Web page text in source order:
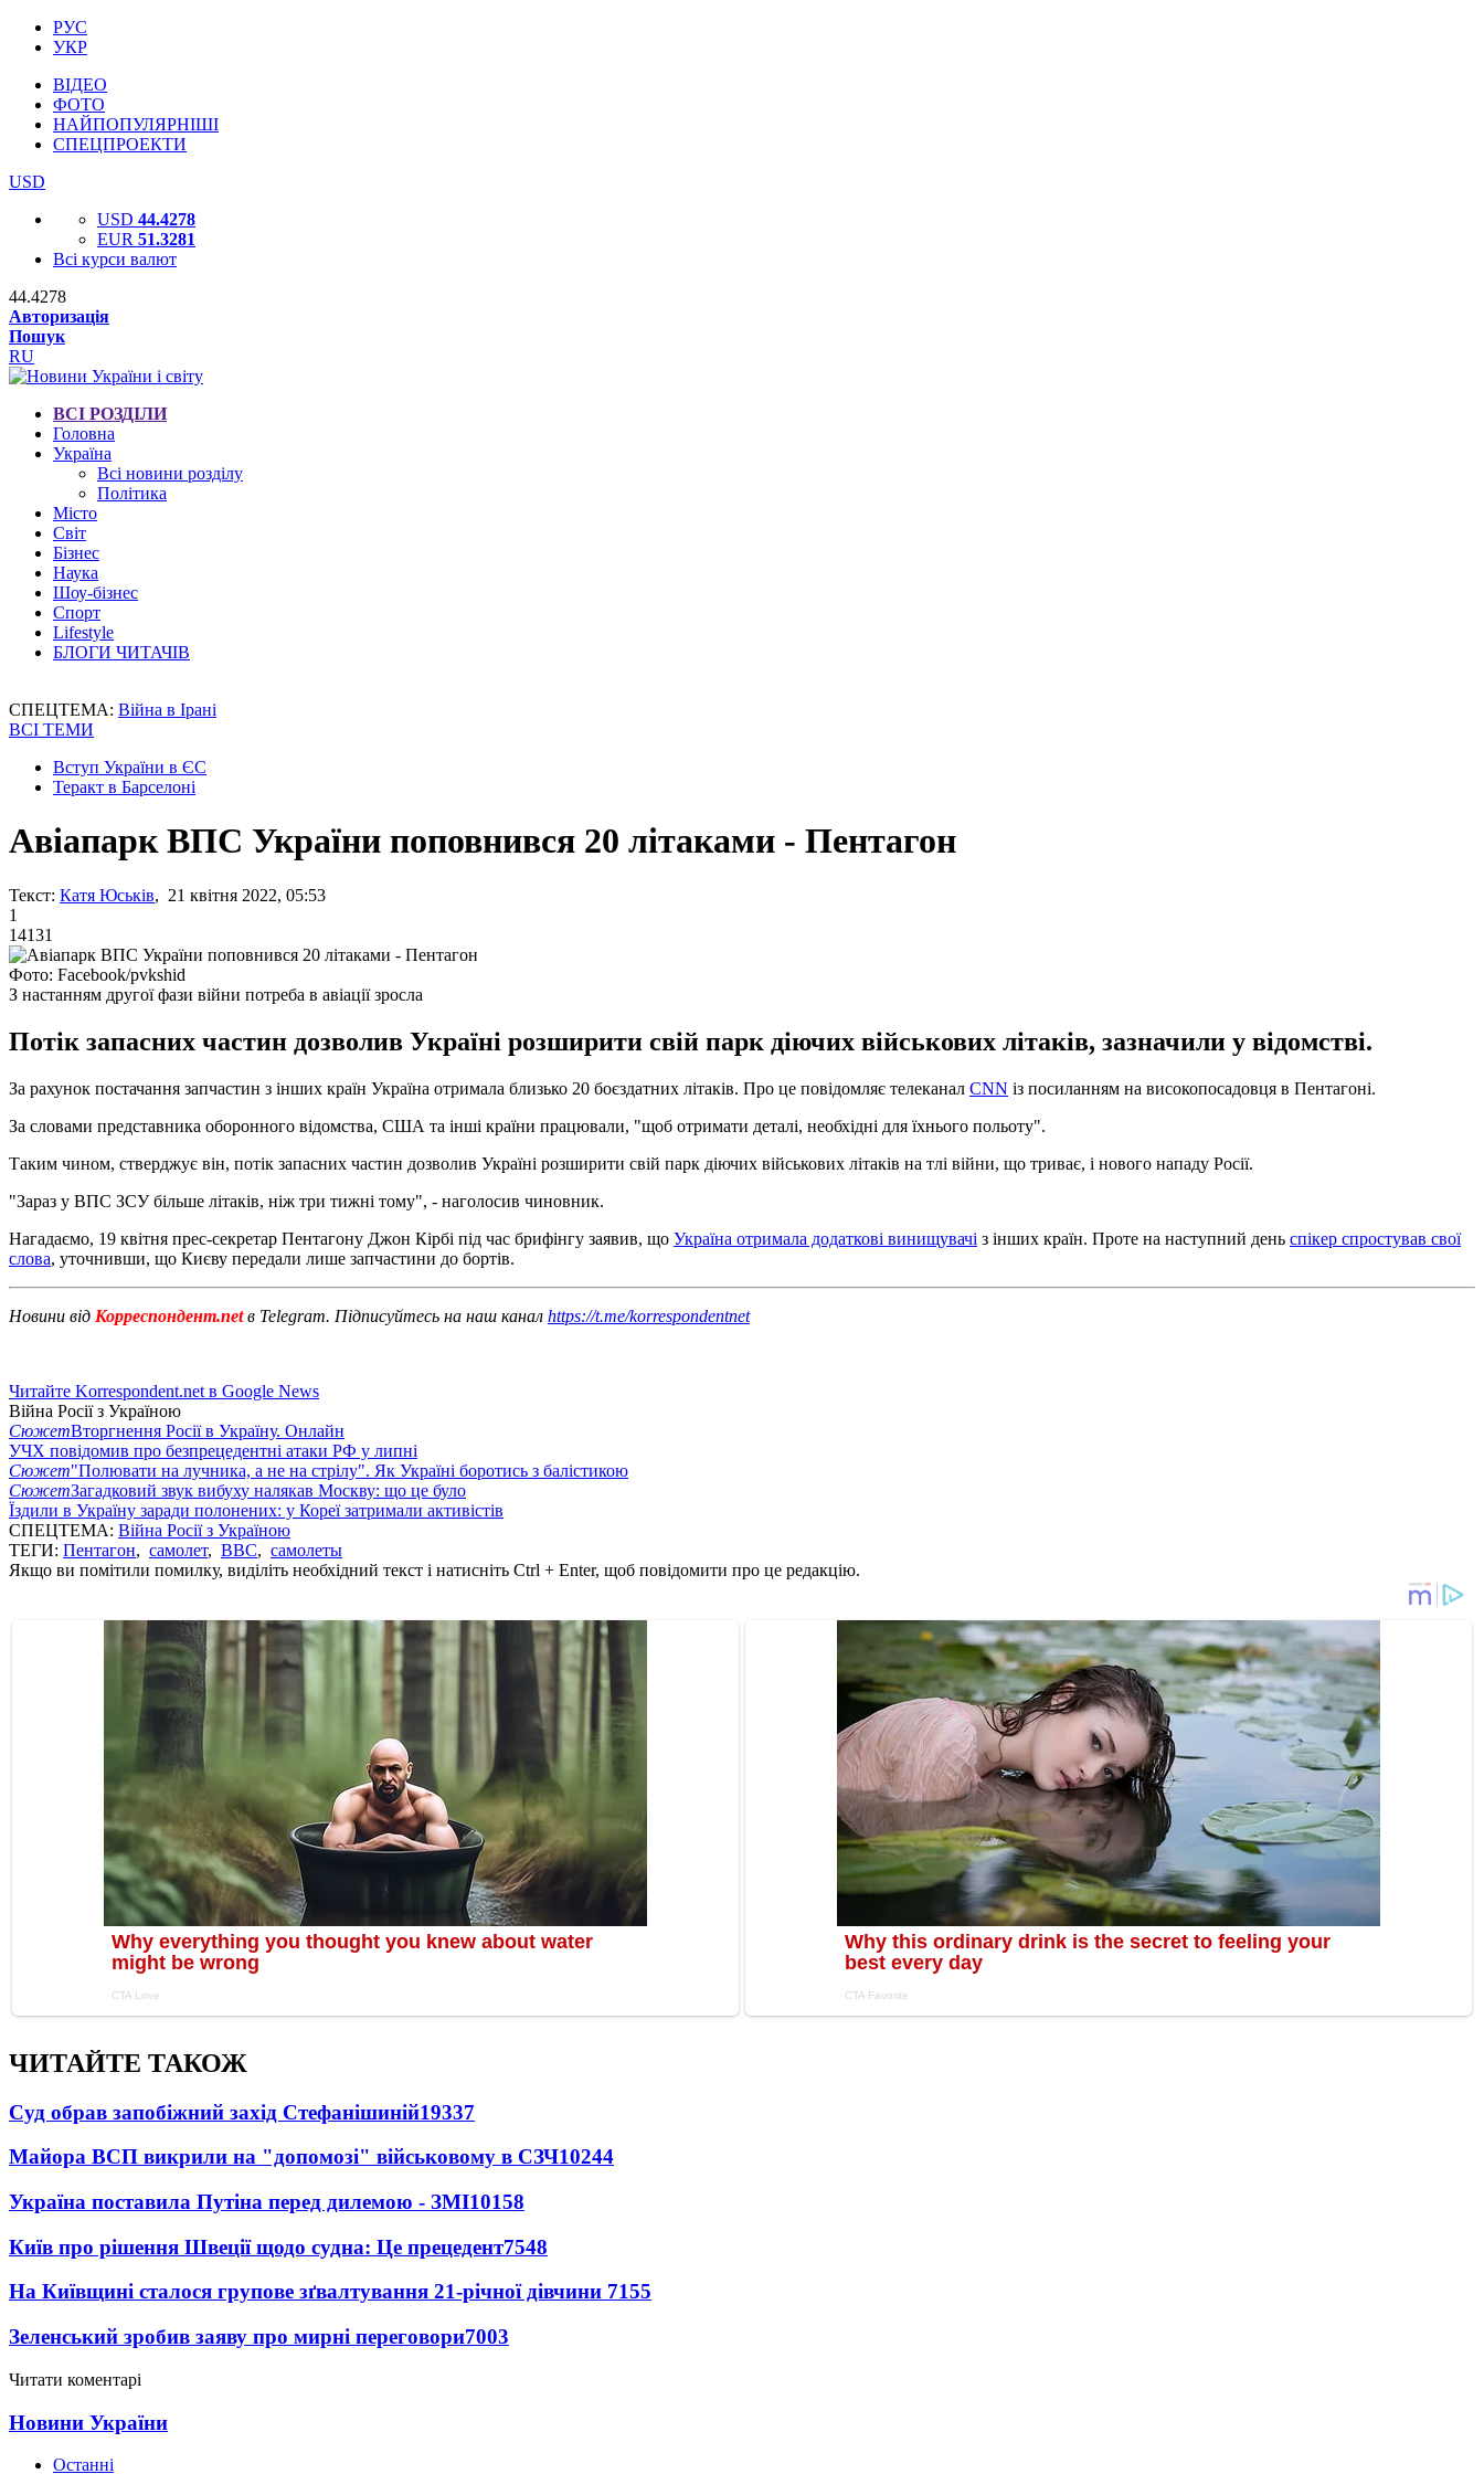
РУС
УКР
ВІДЕО
ФОТО
НАЙПОПУЛЯРНІШІ
СПЕЦПРОЕКТИ
USD
USD 44.4278
EUR 51.3281
Всі курси валют
44.4278
Авторизація
Пошук
RU
ВСІ РОЗДІЛИ
Головна
Україна
Всі новини розділу
Політика
Місто
Світ
Бізнес
Наука
Шоу-бізнес
Спорт
Lifestyle
БЛОГИ ЧИТАЧІВ
СПЕЦТЕМА: Війна в Ірані
ВСІ ТЕМИ
Вступ України в ЄС
Теракт в Барселоні
Авіапарк ВПС України поповнився 20 літаками - Пентагон
Текст: Катя Юськів, 21 квітня 2022, 05:53
1
14131
Фото: Facebook/pvkshid
З настанням другої фази війни потреба в авіації зросла
Потік запасних частин дозволив Україні розширити свій парк діючих військових літаків, зазначили у відомстві.
За рахунок постачання запчастин з інших країн Україна отримала близько 20 боєздатних літаків. Про це повідомляє телеканал CNN із посиланням на високопосадовця в Пентагоні.
За словами представника оборонного відомства, США та інші країни працювали, "щоб отримати деталі, необхідні для їхнього польоту".
Таким чином, стверджує він, потік запасних частин дозволив Україні розширити свій парк діючих військових літаків на тлі війни, що триває, і нового нападу Росії.
"Зараз у ВПС ЗСУ більше літаків, ніж три тижні тому", - наголосив чиновник.
Нагадаємо, 19 квітня прес-секретар Пентагону Джон Кірбі під час брифінгу заявив, що Україна отримала додаткові винищувачі з інших країн. Проте на наступний день спікер спростував свої
слова, уточнивши, що Києву передали лише запчастини до бортів.
Новини від Корреспондент.netв Telegram. Підписуйтесь на наш канал https://t.me/korrespondentnet
Читайте Korrespondent.net в Google News
Війна Росії з Україною
СюжетВторгнення Росії в Україну. Онлайн
УЧХ повідомив про безпрецедентні атаки РФ у липні
Сюжет"Полювати на лучника, а не на стрілу". Як Україні боротись з балістикою
СюжетЗагадковий звук вибуху налякав Москву: що це було
Їздили в Україну заради полонених: у Кореї затримали активістів
СПЕЦТЕМА: Війна Росії з Україною
ТЕГИ: Пентагон, самолет, ВВС, самолеты
Якщо ви помітили помилку, виділіть необхідний текст і натисніть Ctrl + Enter, щоб повідомити про це редакцію.
ЧИТАЙТЕ ТАКОЖ
Суд обрав запобіжний захід Стефанішиній19337
Майора ВСП викрили на "допомозі" військовому в СЗЧ10244
Україна поставила Путіна перед дилемою - ЗМІ10158
Київ про рішення Швеції щодо судна: Це прецедент7548
На Київщині сталося групове зґвалтування 21-річної дівчини 7155
Зеленський зробив заяву про мирні переговори7003
Читати коментарі
Новини України
Останні